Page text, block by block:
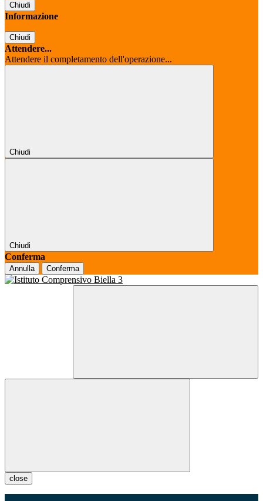
Chiudi
Informazione
Chiudi
Attendere...
Attendere il completamento dell'operazione...
Chiudi
Chiudi
Conferma
Annulla Conferma
close